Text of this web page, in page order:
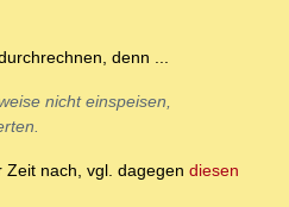
denn ...
nicht einspeisen,
nach, vgl. dagegen diesen